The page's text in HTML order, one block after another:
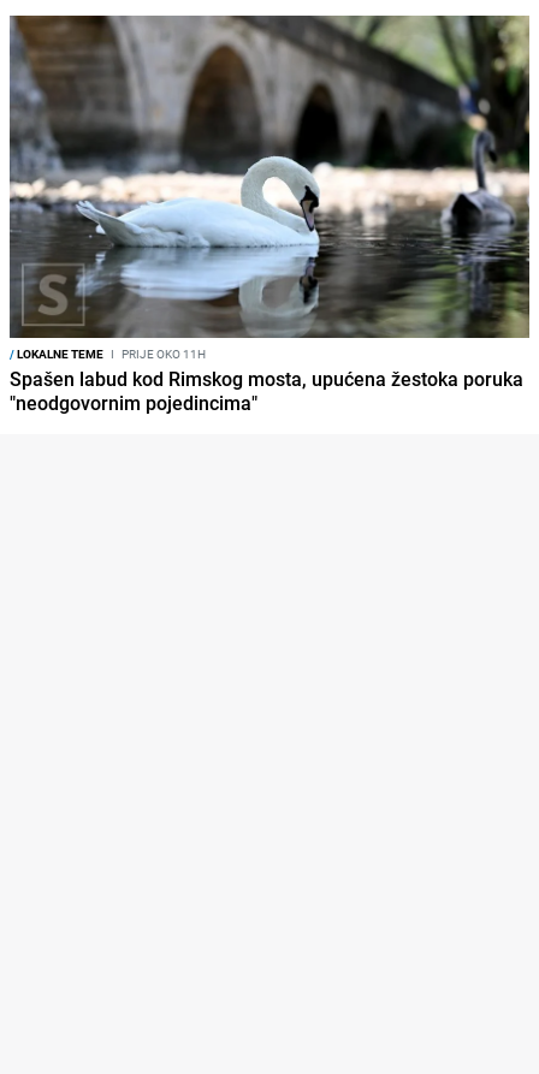
/LOKALNE TEME I PRIJE OKO 11H
Spašen labud kod Rimskog mosta, upućena žestoka poruka
"neodgovornim pojedincima"